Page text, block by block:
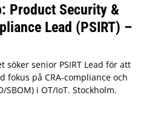
Product Security &
Lead (PSIRT) –
söker senior PSIRT Lead för att
på CRA‑compliance och
i OT/IoT. Stockholm.